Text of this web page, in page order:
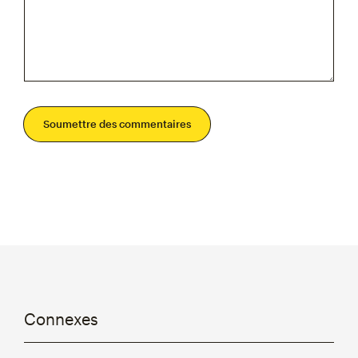
Soumettre des commentaires
Connexes